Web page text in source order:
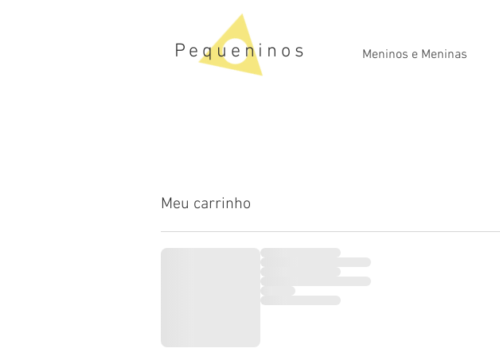
Meninos e Meninas
Pequeninos
Meu carrinho